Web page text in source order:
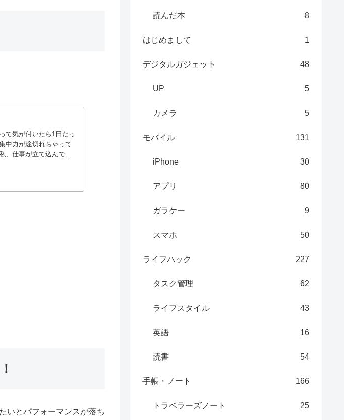
て気が付いたら1日たっ
中力が途切れちゃって
、仕事が立て込んでい
いとパフォーマンスが落ち
読んだ本 8
はじめまして 1
デジタルガジェット 48
UP 5
カメラ 5
モバイル 131
iPhone 30
アプリ 80
ガラケー 9
スマホ 50
ライフハック 227
タスク管理 62
ライフスタイル 43
英語 16
読書 54
手帳・ノート 166
トラベラーズノート 25